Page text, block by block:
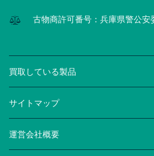
古物商許可番号：兵庫県警公
買取している製品
サイトマップ
運営会社概要